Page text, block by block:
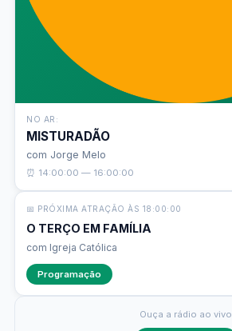
NO AR:
MISTURADÃO
com Jorge Melo
⏰ 14:00:00 — 16:00:00
📅 PRÓXIMA ATRAÇÃO ÀS 18:00:00
O TERÇO EM FAMÍLIA
com Igreja Católica
Programação
Ouça a rádio ao vivo